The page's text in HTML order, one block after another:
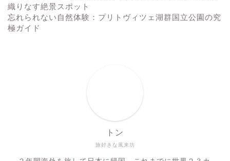
織りなす絶景スポット
忘れられない自然体験：プリトヴィツェ湖群国立公園の究
極ガイド
旅好きな風来坊
トン